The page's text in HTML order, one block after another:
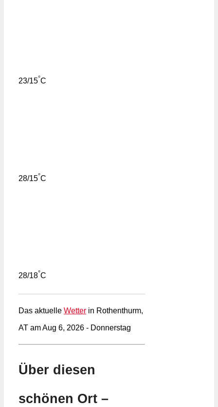
23/15°C
28/15°C
28/18°C
Das aktuelle Wetter in Rothenthurm,
AT am Aug 6, 2026 - Donnerstag
Über diesen
schönen Ort –